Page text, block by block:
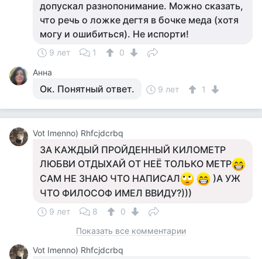
допускал разнопонимание. Можно сказать,
что речь о ложке дегтя в бочке меда (хотя
могу и ошибиться). Не испорти!
9 лет 1
0
Анна
Ок. Понятный ответ. 9 лет 1
Vot Imenno) Rhfcjdcrbq
ЗА КАЖДЫЙ ПРОЙДЕННЫЙ КИЛОМЕТР
ЛЮБВИ ОТДЫХАЙ ОТ НЕЁ ТОЛЬКО МЕТР
САМ НЕ ЗНАЮ ЧТО НАПИСАЛ
)А УЖ
ЧТО ФИЛОСОФ ИМЕЛ ВВИДУ?)))
9 лет 8
0
Показать все комментарии
Vot Imenno) Rhfcjdcrbq